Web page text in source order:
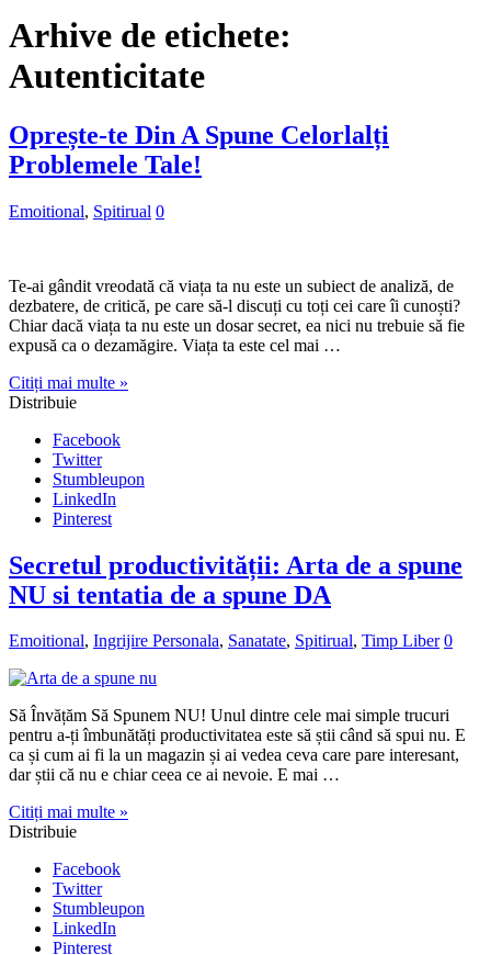
Arhive de etichete:
Autenticitate
Oprește-te Din A Spune Celorlalți
Problemele Tale!
Emoitional, Spitirual 0
Te-ai gândit vreodată că viața ta nu este un subiect de analiză, de
dezbatere, de critică, pe care să-l discuți cu toți cei care îi cunoști?
Chiar dacă viața ta nu este un dosar secret, ea nici nu trebuie să fie
expusă ca o dezamăgire. Viața ta este cel mai …
Citiți mai multe »
Distribuie
Facebook
Twitter
Stumbleupon
LinkedIn
Pinterest
Secretul productivității: Arta de a spune
NU si tentatia de a spune DA
Emoitional, Ingrijire Personala, Sanatate, Spitirual, Timp Liber 0
Să Învățăm Să Spunem NU! Unul dintre cele mai simple trucuri
pentru a-ți îmbunătăți productivitatea este să știi când să spui nu. E
ca și cum ai fi la un magazin și ai vedea ceva care pare interesant,
dar știi că nu e chiar ceea ce ai nevoie. E mai …
Citiți mai multe »
Distribuie
Facebook
Twitter
Stumbleupon
LinkedIn
Pinterest